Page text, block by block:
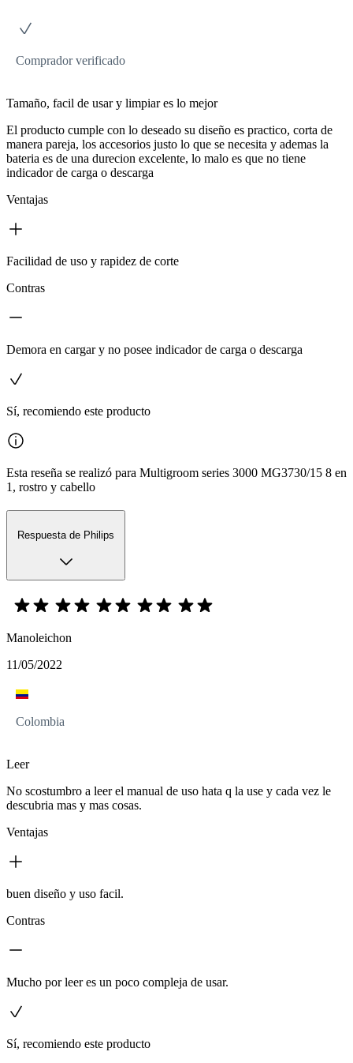
Comprador verificado
Tamaño, facil de usar y limpiar es lo mejor
El producto cumple con lo deseado su diseño es practico, corta de
manera pareja, los accesorios justo lo que se necesita y ademas la
bateria es de una durecion excelente, lo malo es que no tiene
indicador de carga o descarga
Ventajas
Facilidad de uso y rapidez de corte
Contras
Demora en cargar y no posee indicador de carga o descarga
Sí, recomiendo este producto
Esta reseña se realizó para Multigroom series 3000 MG3730/15 8 en
1, rostro y cabello
Respuesta de Philips
Manoleichon
11/05/2022
Colombia
Leer
No scostumbro a leer el manual de uso hata q la use y cada vez le
descubria mas y mas cosas.
Ventajas
buen diseño y uso facil.
Contras
Mucho por leer es un poco compleja de usar.
Sí, recomiendo este producto